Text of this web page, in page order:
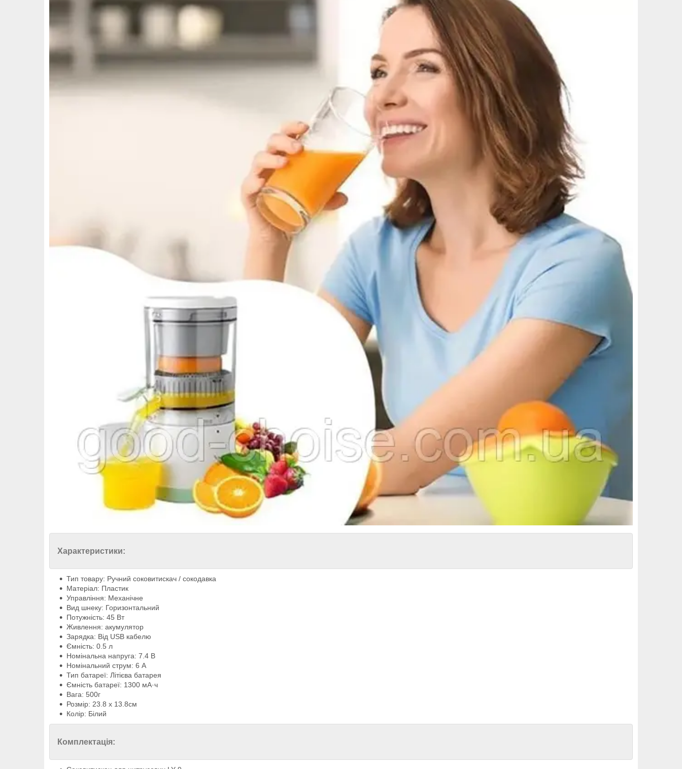
Характеристики:
Тип товару: Ручний соковитискач / сокодавка
Матеріал: Пластик
Управління: Механічне
Вид шнеку: Горизонтальний
Потужність: 45 Вт
Живлення: акумулятор
Зарядка: Від USB кабелю
Ємність: 0.5 л
Номінальна напруга: 7.4 В
Номінальний струм: 6 А
Тип батареї: Літієва батарея
Ємність батареї: 1300 мА·ч
Вага: 500г
Розмір: 23.8 х 13.8см
Колір: Білий
Комплектація: